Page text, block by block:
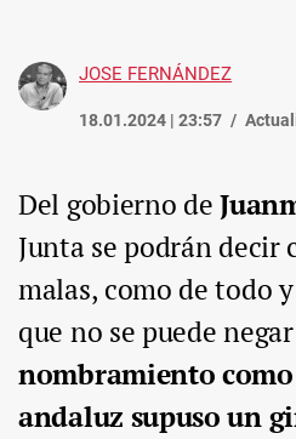
JOSE FERNÁNDEZ
18.01.2024 | 23:57
Del gobierno de
Junta se podrán decir
malas, como de todo
que no se puede
nombramiento
andaluz supuso un